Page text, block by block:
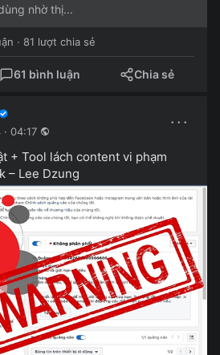
nhờ thị...
· 81 lượt chia sẻ
61 bình luận Chia sẻ
04:17 ···
+ Tool lách content vi phạm
– Lee Dzung